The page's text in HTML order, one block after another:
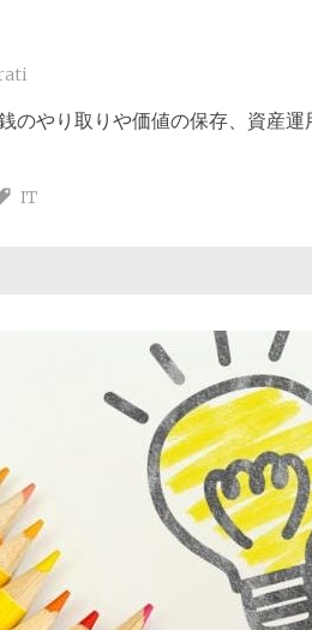
のやり取りや価値の保存、資産運
IT